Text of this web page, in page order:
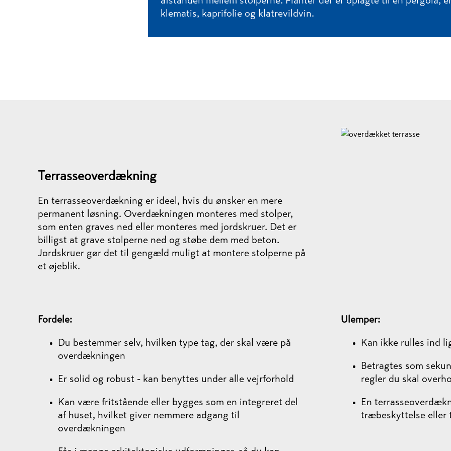
klematis, kaprifolie og klatrevildvin.
Terrasseoverdækning
En terrasseoverdækning er ideel, hvis du ønsker en mere
permanent løsning. Overdækningen monteres med stolper,
som enten graves ned eller monteres med jordskruer. Det er
billigst at grave stolperne ned og støbe dem med beton.
Jordskruer gør det til gengæld muligt at montere stolperne på
et øjeblik.
Fordele:
Du bestemmer selv, hvilken type tag, der skal være på
overdækningen
Er solid og robust - kan benyttes under alle vejrforhold
Kan være fritstående eller bygges som en integreret del
af huset, hvilket giver nemmere adgang til
overdækningen
Ulemper:
Kan ikke rulles ind
Betragtes som
regler du skal
En
træbeskyttelse eller